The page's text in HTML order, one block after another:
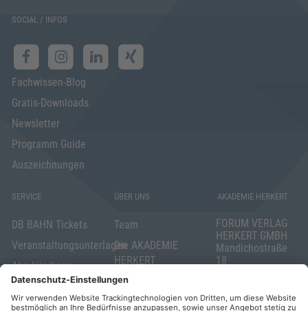
SOCIAL / INFOS
Fachwissen-Blog
Gratis-Downloads
Newsletter
Programm Guide
Auszeichnungen
SERVICE
DB BAHN Tickets
Veranstaltungsunterlagen
Abo kündigen
Widerrufsrecht
für Verbraucher
ÜBER UNS
Team
Die AKADEMIE
HERKERT
FORUM VERLAG
HERKERT
AKADEMIE HERKERT
FORUM VERLAG
HERKERT GMBH
Mandichostraße
18
Telefon: +49
(0)8233 381-123